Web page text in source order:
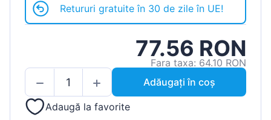
Retururi gratuite în 30 de zile în UE!
77.56 RON
Fara taxa: 64.10 RON
Adăugați în coș
Adaugă la favorite